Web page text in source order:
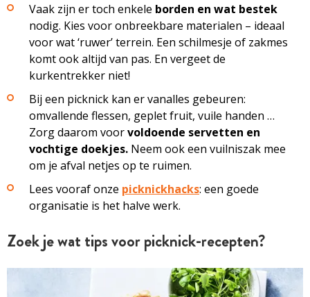
Vaak zijn er toch enkele borden en wat bestek
nodig. Kies voor onbreekbare materialen – ideaal
voor wat ‘ruwer’ terrein. Een schilmesje of zakmes
komt ook altijd van pas. En vergeet de
kurkentrekker niet!
Bij een picknick kan er vanalles gebeuren:
omvallende flessen, geplet fruit, vuile handen …
Zorg daarom voorvoldoende servetten en
vochtige doekjes. Neem ook een vuilniszak mee
om je afval netjes op te ruimen.
Lees vooraf onze picknickhacks: een goede
organisatie is het halve werk.
Zoek je wat tips voor picknick-recepten?